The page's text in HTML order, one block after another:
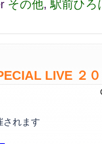
その他,駅前ひ
LIVE ２
されます